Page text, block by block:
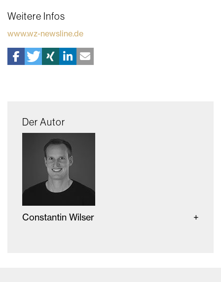
Weitere Infos
www.wz-newsline.de
Der Autor
Constantin Wilser